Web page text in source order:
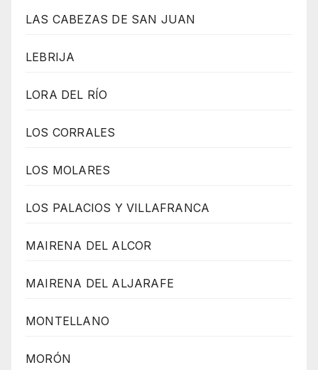
LAS CABEZAS DE SAN JUAN
LEBRIJA
LORA DEL RÍO
LOS CORRALES
LOS MOLARES
LOS PALACIOS Y VILLAFRANCA
MAIRENA DEL ALCOR
MAIRENA DEL ALJARAFE
MONTELLANO
MORÓN